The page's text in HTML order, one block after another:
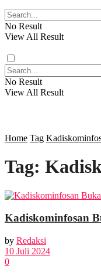
PENDIDIKAN
SOSOK
POLITIK
EKBIS
OPINI
No Result
View All Result
No Result
View All Result
Home Tag
Tag:
Kadiskominfosan
by Redaksi
10 Juli 2024
0